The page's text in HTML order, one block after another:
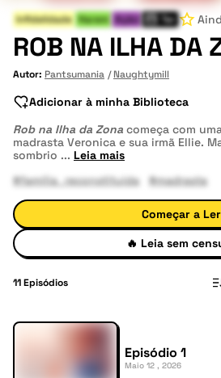
Infidelidade Harem Ação Ter
ROB NA ILHA DA
Autor: Pantsumania Naughtymill
Adicionar à minha Biblioteca
Rob na Ilha da Zona começa com
madrasta Veronica e sua irmã Ellie.
sombrio ... Leia mais
#família_reconstituída
#madrasta
Começar a Ler
🔥 Leia sem
11Episódios
Episódio 1
Maio 12 , 2026